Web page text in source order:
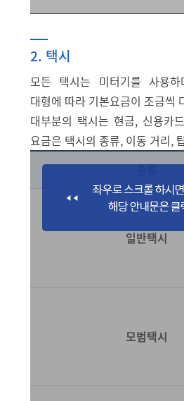
2. 택시
모든 택시는 미터기를 사용
대형에 따라 기본요금이 조금씩
대부분의 택시는 현금, 신용카
요금은 택시의 종류, 이동 거리,
종류
일반택시
모범택시